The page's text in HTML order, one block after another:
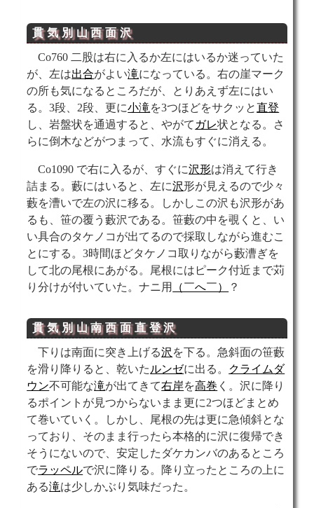
貫気別山西面沢
Co760 二股は右に入るか左にはいるか迷っていた
が、左は出合がよい滝になっている。右の崖マーク
の所も気になるところだが、とりあえず左にはい
る。3段、2段、更に小滝を3つほどをサクッと直登
し、岩盤状を通過すると、やがて ガレ状となる。さ
らに倒木などがつまって、水流もすぐに消える。
Co1090 で右に入るが、すぐに沢形は消えて行き
詰まる。藪にはいると、左に沢形が見えるので少々
藪を漕いで左の沢に移る。しかしこの沢も沢形があ
るも、笹の覆う藪沢である。笹藪の中を覗くと、い
い具合のタケノコが出てるので採取しながら進むこ
とにする。3時間ほどタケノコ取りながら藪漕ぎを
して北の尾根にあがる。尾根にはピーク付近まで苅
り分けが付いていた。ナニ用
（￣へ￣） ？
貫気別山南西面直登沢
下りは南面に突き上げる沢 を下る。急斜面の笹藪
を滑り降りると、乾いたルンゼに出る。
クライムダ
ウン不可能な滝が出てきて右岸を高巻 く。沢に降り
るポイントが見つからないまま更に2つほどまとめ
て巻いていく。しかし、尾根の先は更に急傾斜とな
っており、そのまま行ったら本格的に沢に復帰でき
そうにないので、安定したダケカンバのあるところ
でラッペルで沢に降りる。降り立ったところの上に
ある滝は少しかぶり気味だった。